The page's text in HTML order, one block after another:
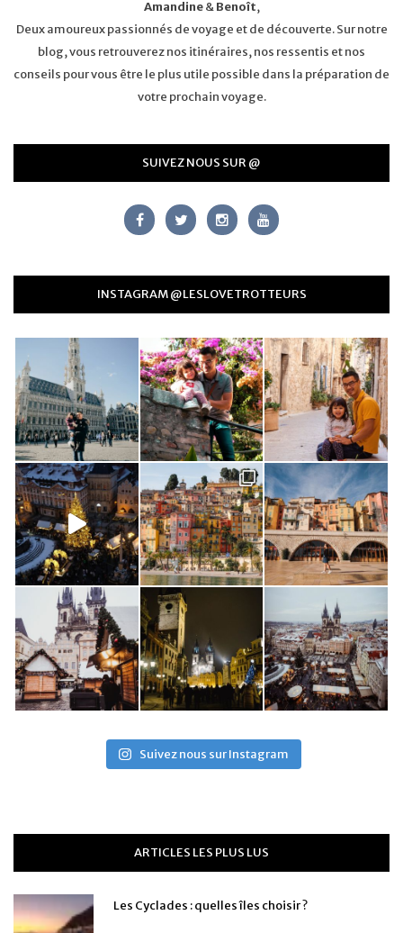
Amandine&Benoît,
Deux amoureux passionnés de voyage et de découverte. Sur notre
blog, vous retrouverez nos itinéraires, nos ressentis et nos
conseils pour vous être le plus utile possible dans la préparation de
votre prochain voyage.
SUIVEZ NOUS SUR @
INSTAGRAM @LESLOVETROTTEURS
Suivez nous sur Instagram
ARTICLES LES PLUS LUS
Les Cyclades : quelles îles choisir ?